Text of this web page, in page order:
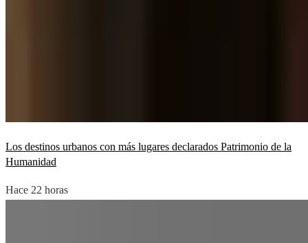
Los destinos urbanos con más lugares declarados Patrimonio de la
Humanidad
Hace 22 horas